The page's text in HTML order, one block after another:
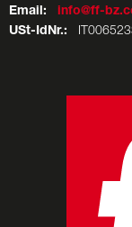
Email:
info@ff-
USt-IdNr.: